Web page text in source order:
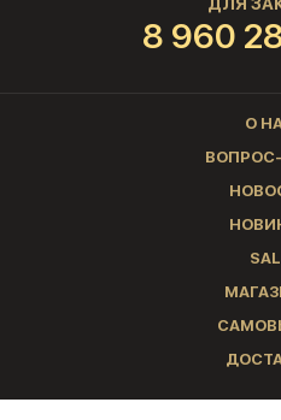
8 960
О